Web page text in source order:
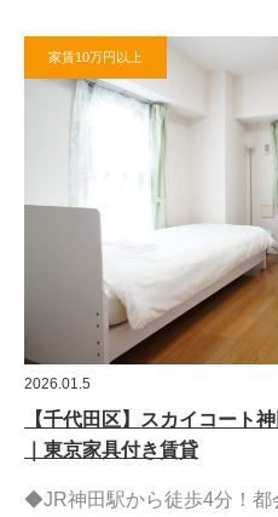
家賃10万円以上
2026.01.5
【千代田区】スカイコート
｜東京家具付き賃貸
◆JR神田駅から徒歩4分！